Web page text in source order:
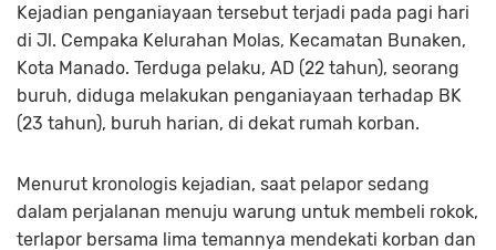
Kejadian penganiayaan tersebut terjadi pada pagi hari
di Jl. Cempaka Kelurahan Molas, Kecamatan Bunaken,
Kota Manado. Terduga pelaku, AD (22 tahun), seorang
buruh, diduga melakukan penganiayaan terhadap BK
(23 tahun), buruh harian, di dekat rumah korban.
Menurut kronologis kejadian, saat pelapor sedang
dalam perjalanan menuju warung untuk membeli rokok,
terlapor bersama lima temannya mendekati korban dan